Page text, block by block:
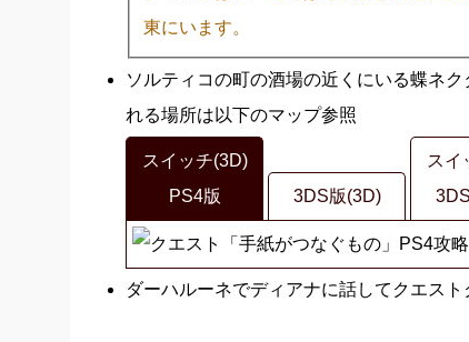
東にいます。
ソルティコの町の酒場の近くにいる蝶ネ
れる場所は以下のマップ参照
スイッチ(3D)
PS4版
3DS版(3D)
スイ
ダーハルーネでディアナに話してクエス